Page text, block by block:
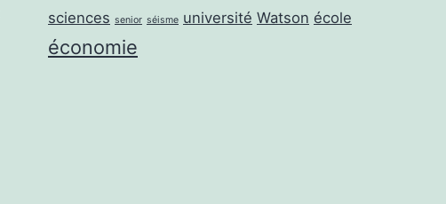
sciences senior séisme université Watson école
économie